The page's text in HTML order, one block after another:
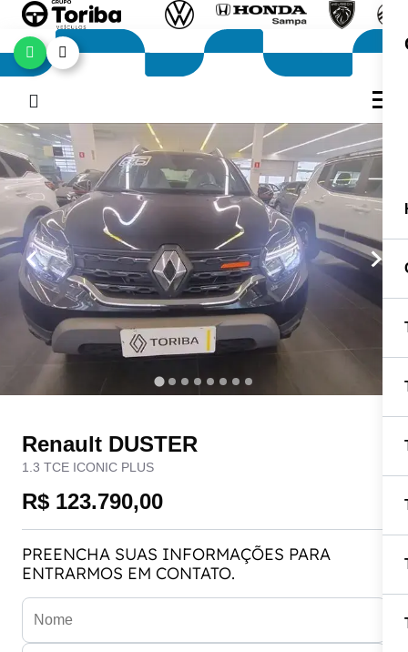
Renault DUSTER
1.3 TCE ICONIC PLUS
R$ 123.790,00
PREENCHA SUAS INFORMAÇÕES PARA
ENTRARMOS EM CONTATO.